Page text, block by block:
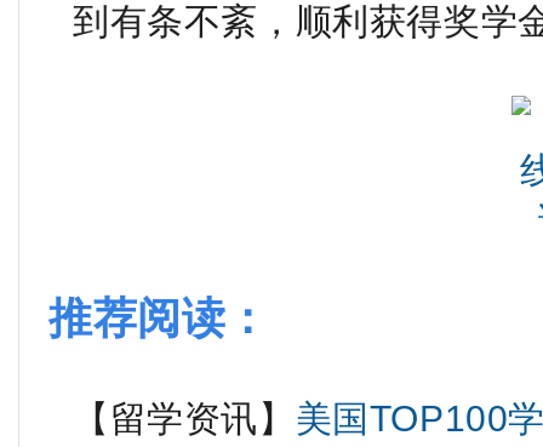
到有条不紊，顺利获得奖学
推荐阅读：
【留学资讯】 美国TOP100